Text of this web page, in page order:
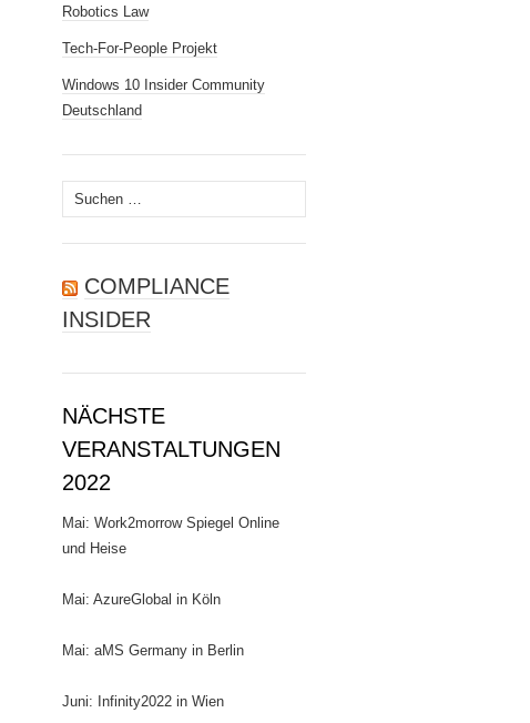
Robotics Law
Tech-For-People Projekt
Windows 10 Insider Community
Deutschland
Suchen
nach:
COMPLIANCE
INSIDER
NÄCHSTE
VERANSTALTUNGEN
2022
Mai: Work2morrow Spiegel Online
und Heise
Mai: AzureGlobal in Köln
Mai: aMS Germany in Berlin
Juni: Infinity2022 in Wien